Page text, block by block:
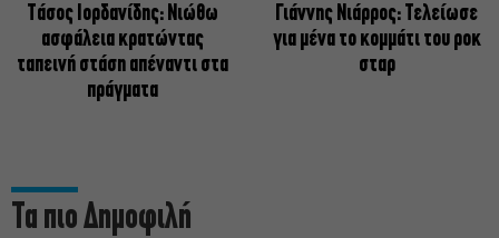
Tάσος Ιορδανίδης: Νιώθω
ασφάλεια κρατώντας
ταπεινή στάση απέναντι στα
πράγματα
Γιάννης Νιάρρος: Τελείωσε
για μένα το κομμάτι του ροκ
σταρ
Τα πιο Δημοφιλή